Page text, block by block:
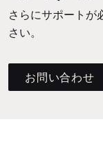
さらにサポートが
さい。
お問い合わせ